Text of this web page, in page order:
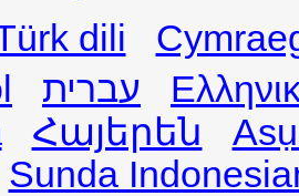
dili
עברית
Հայերեն
Sunda